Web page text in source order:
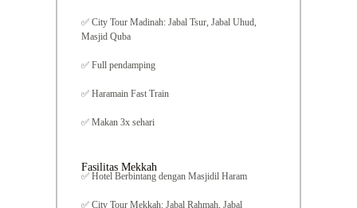
✅ City Tour Madinah: Jabal Tsur, Jabal Uhud,
Masjid Quba
✅ Full pendamping
✅ Haramain Fast Train
✅ Makan 3x sehari
Fasilitas Mekkah
✅ Hotel Berbintang dengan Masjidil Haram
✅ City Tour Mekkah: Jabal Rahmah, Jabal